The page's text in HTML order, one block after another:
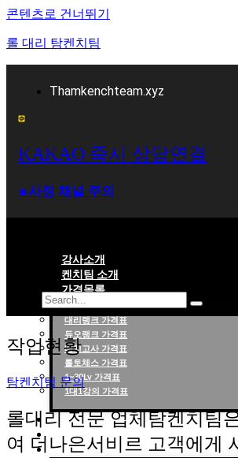
콘텐츠로 건너뛰기
롤 대리 탐켄치팀
Thamkenchteam.xyz
KAKAO 즉시 상담연결
⁕사칭 채널 주의
강사소개
켄치팀 소개
가격목록
대리랭크 가격표
듀오랭크 가격표
배치고사 가격표
롤토체스 가격표
1~30Lv 가격표
1대1강의 가격표
작업현황
작업후기
고객센터
작업현황
탐켄치팀 문의
롤대리 전문 업체탐켄치팀
여 더나은서비르 고객에게